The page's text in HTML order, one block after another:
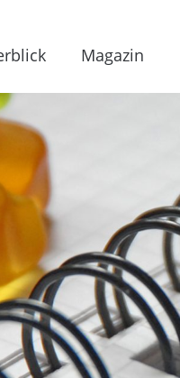
Magazin